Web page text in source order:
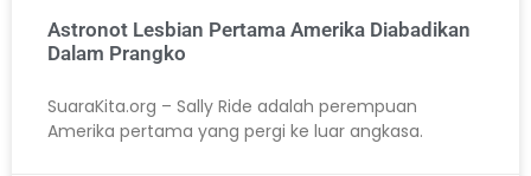
Astronot Lesbian Pertama Amerika Diabadikan
Dalam Prangko
SuaraKita.org – Sally Ride adalah perempuan
Amerika pertama yang pergi ke luar angkasa.